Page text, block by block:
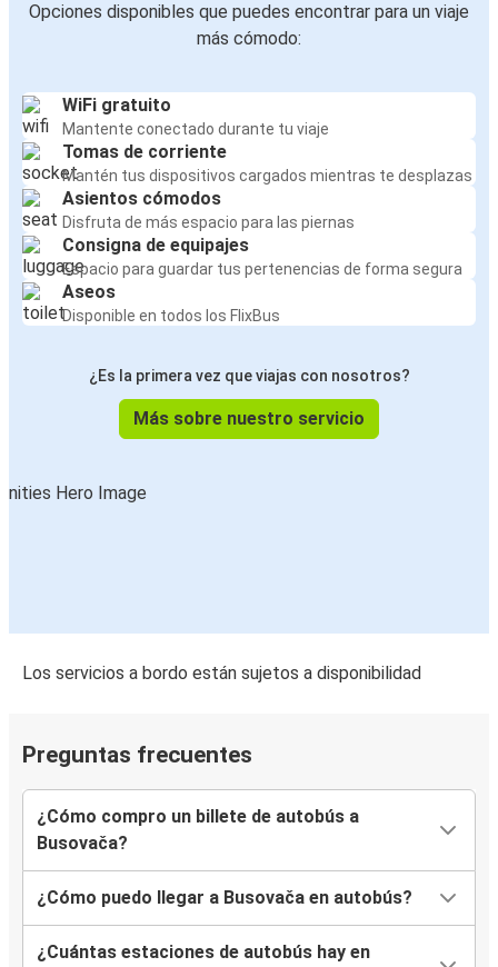
Opciones disponibles que puedes encontrar para un viaje
más cómodo:
WiFi gratuito
Mantente conectado durante tu viaje
Tomas de corriente
Mantén tus dispositivos cargados mientras te desplazas
Asientos cómodos
Disfruta de más espacio para las piernas
Consigna de equipajes
Espacio para guardar tus pertenencias de forma segura
Aseos
Disponible en todos los FlixBus
¿Es la primera vez que viajas con nosotros?
Más sobre nuestro servicio
Los servicios a bordo están sujetos a disponibilidad
Preguntas frecuentes
¿Cómo compro un billete de autobús a
Busovača?
¿Cómo puedo llegar a Busovača en autobús?
¿Cuántas estaciones de autobús hay en